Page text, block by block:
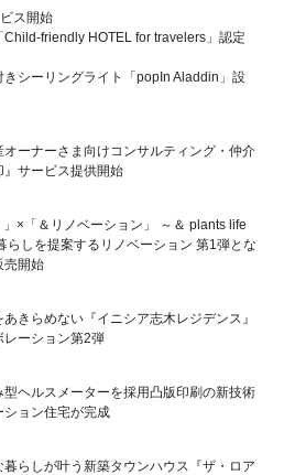
ス開始
Child-friendly HOTEL for travelers」認定
きシーリングライト「popIn Aladdin」設
ーナーさま向けコンサルティング・仲介
サービス提供開始
」×「＆リノベーション」 ～＆ plants life
らしを提案するリノベーション 第1弾とな
売開始
あきらめない『イニシア志木レジデンス』
レーション第2弾
ヘルスメーターを採用凸版印刷の新技術
ョン住宅が完成
らしが叶う新築タウンハウス『ザ・ロア